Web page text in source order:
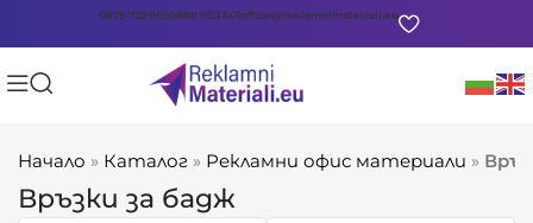
0878 722 8650888 903 601office@reklamnimateriali.eu
Начало » Каталог » Рекламни офис материали »
Връзки за бадж